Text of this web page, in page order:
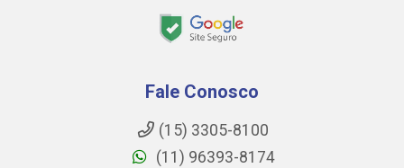
Fale Conosco
(15) 3305-8100
(11) 96393-8174